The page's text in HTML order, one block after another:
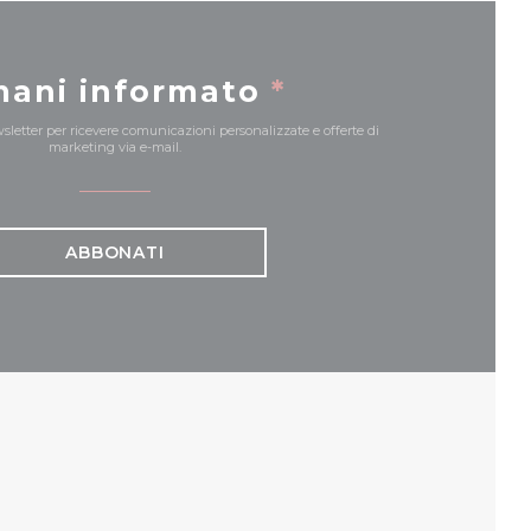
informato *
per ricevere comunicazioni personalizzate e offerte di
marketing via e-mail.
ABBONATI
FINESTRA))